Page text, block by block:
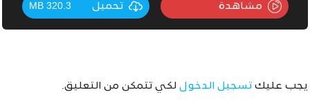
مشاهدة تحميل 320.3 MB
يجب عليك تسجيل الدخول لكي تتمكن من التعليق.